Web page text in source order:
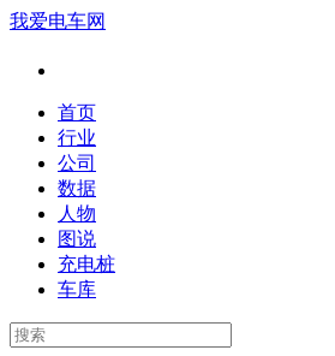
我爱电车网
首页
行业
公司
数据
人物
图说
充电桩
车库